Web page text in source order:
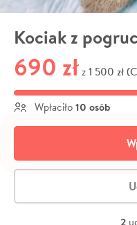
Kociak z
690 zł z 1 500 zł
Wpłaciło 10 osób
2